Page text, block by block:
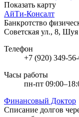
Показать карту
АйТи-Консалт
Банкротство
Советская ул., 8, Шуя
Телефон
+7 (920) 349-
Часы работы
пн-пт
Финансовый Доктор
Списание долгов